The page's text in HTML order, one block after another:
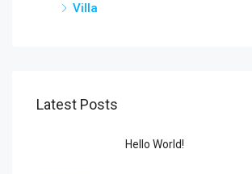
Villa
Latest Posts
Hello World!